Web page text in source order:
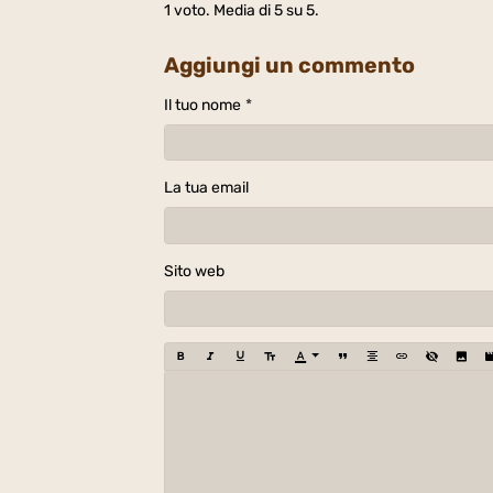
1 voto. Media di5su 5.
Aggiungi un commento
Il tuo nome
La tua email
Sito web